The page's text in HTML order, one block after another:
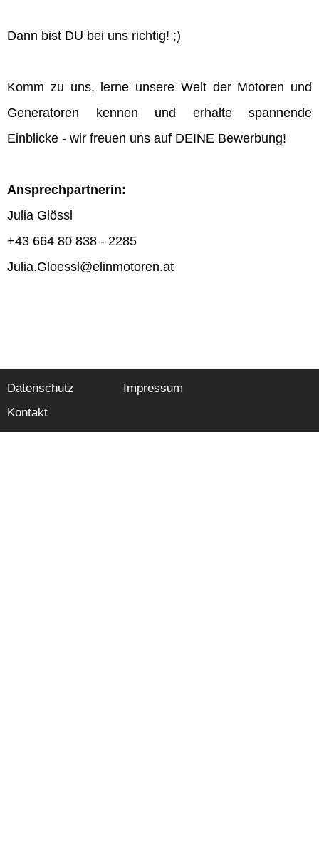
Dann bist DU bei uns richtig! ;)
Komm zu uns, lerne unsere Welt der Motoren und
Generatoren kennen und erhalte spannende
Einblicke - wir freuen uns auf DEINE Bewerbung!
Ansprechpartnerin:
Julia Glössl
+43 664 80 838 - 2285
Julia.Gloessl@elinmotoren.at
Datenschutz
Impressum
Kontakt